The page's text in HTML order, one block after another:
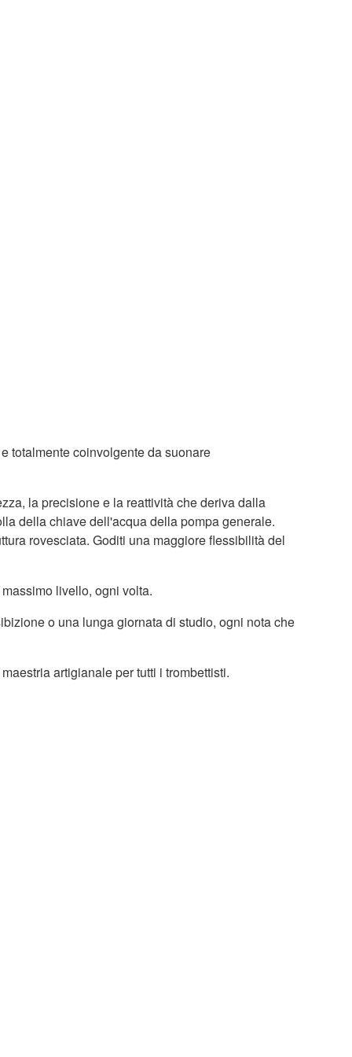
totalmente coinvolgente da suonare
la precisione e la reattività che deriva dalla
della chiave dell'acqua della pompa generale.
rovesciata. Goditi una maggiore flessibilità del
livello, ogni volta.
o una lunga giornata di studio, ogni nota che
artigianale per tutti i trombettisti.